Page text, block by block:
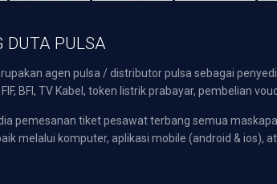
DUTA PULSA
agen pulsa / distributor pulsa sebagai
FIF, BFI, TV Kabel, token listrik prabayar, pembelian
pemesanan tiket pesawat terbang semua
melalui komputer, aplikasi mobile (android & ios),